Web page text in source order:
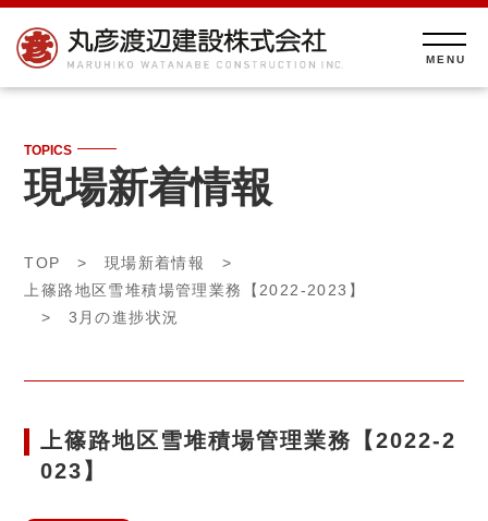
TOPICS
現場新着情報
TOP > 現場新着情報
>
上篠路地区雪堆積場管理業務【2022-2023】
> 3月の進捗状況
上篠路地区雪堆積場管理業務【2022-2
023】